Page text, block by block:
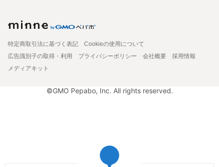
特定商取引法に基づく表記
Cookieの使用について
広告識別子の取得・利用
プライバシーポリシー 会社概要
採用情報
メディアキット
©GMO Pepabo, Inc. All rights reserved.